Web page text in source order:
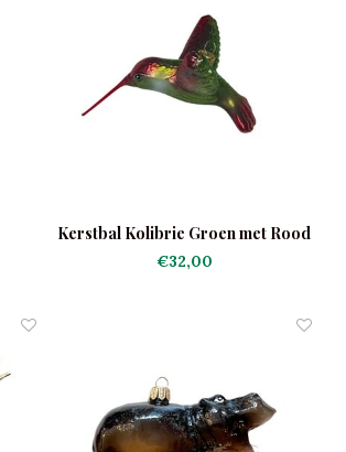
Kerstbal Kolibrie Groen met Rood
€32,00